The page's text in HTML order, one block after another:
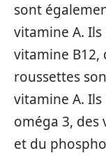
sont
vitamine A.
vitamine B12,
roussettes
vitamine A.
oméga 3, des
et du